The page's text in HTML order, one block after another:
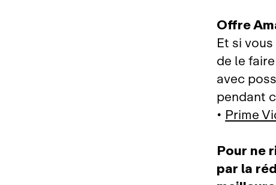
Offre
Et si
de le
avec
pendant
•Prime
Pour ne
par la